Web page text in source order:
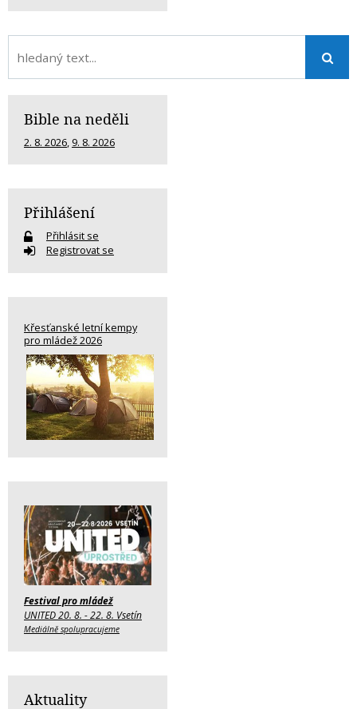
Bible na neděli
2. 8. 2026, 9. 8. 2026
Přihlášení
Přihlásit se
Registrovat se
Křesťanské letní kempy
pro mládež 2026
Festival pro mládež
UNITED 20. 8. - 22. 8. Vsetín
Mediálně spolupracujeme
Aktuality